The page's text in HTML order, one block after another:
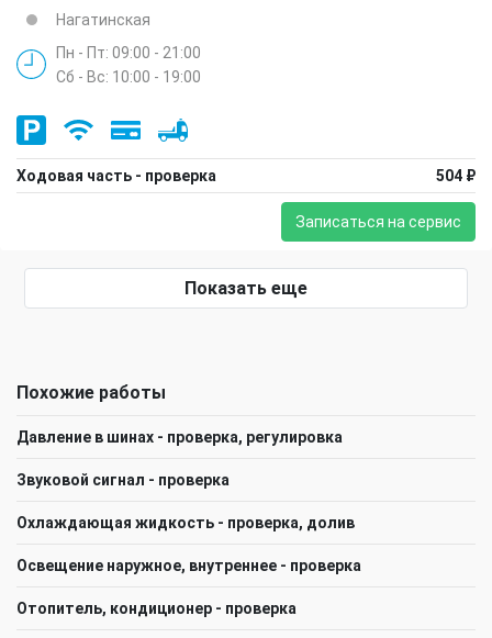
Нагатинская
Пн - Пт: 09:00 - 21:00
Сб - Вс: 10:00 - 19:00
Ходовая часть - проверка 504 ₽
Записаться на сервис
Показать еще
Похожие работы
Давление в шинах - проверка, регулировка
Звуковой сигнал - проверка
Охлаждающая жидкость - проверка, долив
Освещение наружное, внутреннее - проверка
Отопитель, кондиционер - проверка